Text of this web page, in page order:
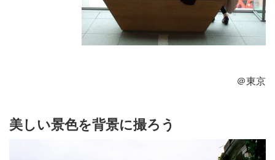
＠東京
美しい景色を背景に撮ろう